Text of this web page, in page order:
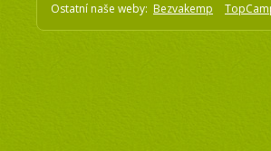
Ostatní naše weby: Bezvakemp